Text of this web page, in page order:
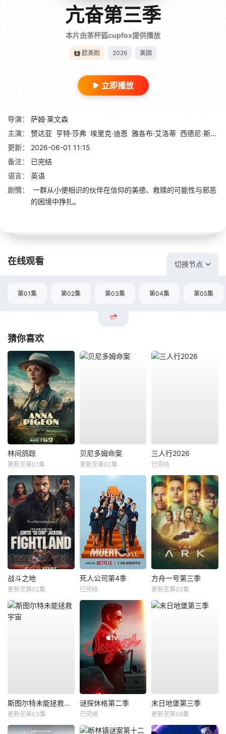
亢奋第三季
本片由茶杯狐cupfox提供播放
欧美剧 2026 美国
立即播放
导演：
萨姆·莱文森
主演：
赞达亚 亨特·莎弗 埃里克·迪恩 雅各布·艾洛蒂 西德尼·斯维尼
更新：
2026-06-01 11:15
备注：
已完结
语言：
英语
剧情：
一群从小便相识的伙伴在信仰的美德、救赎的可能性与邪恶
的困境中挣扎。
在线观看 切换节点
第01集 第02集 第03集 第04集 第05集
猜你喜欢
林间鸽踪
更新至第01集
贝尼多姆命案
更新至第02集
三人行2026
已完结
战斗之地
更新至第02集
死人公司第4季
已完结
方舟一号第三季
更新至第02集
斯图尔特未能拯救宇宙
更新至第03集
谜探休格第二季
已完结
末日地堡第三季
更新至第06集